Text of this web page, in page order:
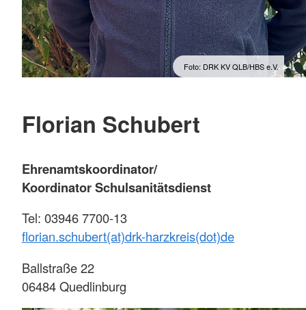
Foto: DRK KV QLB/HBS e.V.
Florian Schubert
Ehrenamtskoordinator/
Koordinator Schulsanitätsdienst
Tel: 03946 7700-13
florian.schubert(at)drk-harzkreis(dot)de
Ballstraße 22
06484 Quedlinburg